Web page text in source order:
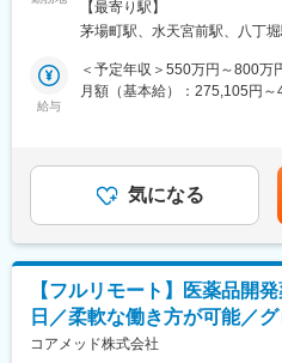
PM、PdM、テックリード、エ
14名（協力会社含む）の開発
アジャイルで開発を進めてい
◎Slack、Notion、GitHub、
トでの情報共有・プロジェク
変更の範囲：会社の定める業務
■業務内容：
・MR職務の担当エリアにおい
シェアの拡大を目指す
・販売目標を達成させるため
・担当エリア内のKOLを育成
践する
■採用背景：
韓国セルトリオングループは
るバイオ医薬品を開発・製造
Top5のバイオ医薬品の開発及
町駅受動喫煙対策：敷地内喫
住所：全国 受動喫煙対策：敷
【最寄り駅】
茅場町駅、水天宮前駅、八丁
給与
＜予定年収＞550万円～800万
月額（基本給）：275,105円
残業手当＞有＜給与補足＞※
には営業手当を含みます。※
わらず40時間分が付きます。
金はあくまでも目安の金額で
があります。月給(月額)は固
気になる
【フルリモート】医薬品開
日／柔軟な働き方が可能／
コアメッド株式会社